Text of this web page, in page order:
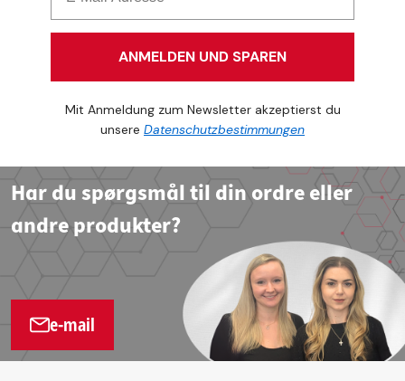
ANMELDEN UND SPAREN
Mit Anmeldung zum Newsletter akzeptierst du
unsere Datenschutzbestimmungen
Har du spørgsmål til din ordre eller
andre produkter?
e-mail